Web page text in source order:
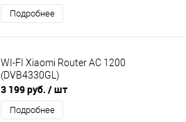
Подробнее
WI-FI Xiaomi Router AC 1200
(DVB4330GL)
3 199 руб. / шт
Подробнее